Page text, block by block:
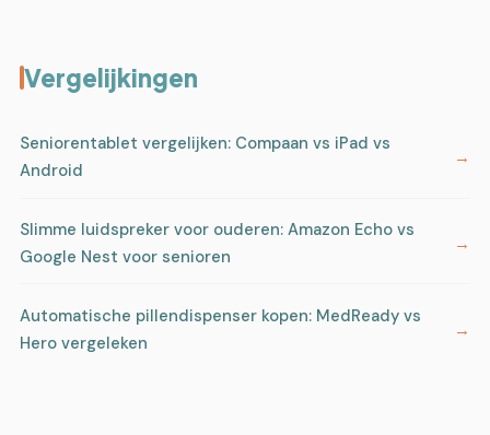
Vergelijkingen
Seniorentablet vergelijken: Compaan vs iPad vs
Android
Slimme luidspreker voor ouderen: Amazon Echo vs
Google Nest voor senioren
Automatische pillendispenser kopen: MedReady vs
Hero vergeleken